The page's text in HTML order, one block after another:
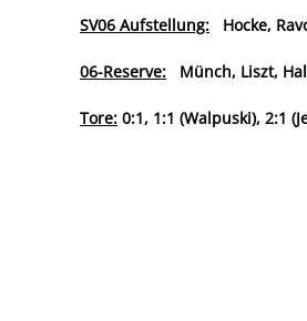
SV06 Aufstellung: Hocke,
06-Reserve: Münch, Liszt,
Tore: 0:1, 1:1 (Walpuski), 2:1